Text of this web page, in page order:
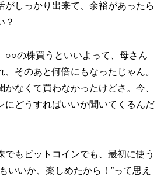
がしっかり出来て、余裕があったら
？
○○の株買うといいよって、母さん
、そのあと何倍にもなったじゃん。
なくて買わなかったけどさ。今、
にどうすればいいか聞いてくるんだ
でもビットコインでも、最初に使う
いいか、楽しめたから！”って思え